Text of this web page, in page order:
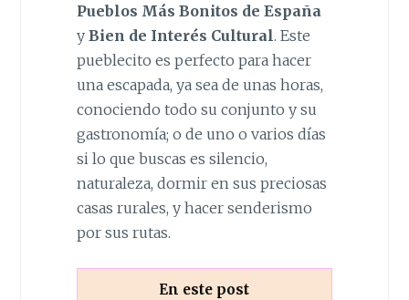
Pueblos Más Bonitos de España
y Bien de Interés Cultural. Este
pueblecito es perfecto para hacer
una escapada, ya sea de unas horas,
conociendo todo su conjunto y su
gastronomía; o de uno o varios días
si lo que buscas es silencio,
naturaleza, dormir en sus preciosas
casas rurales, y hacer senderismo
por sus rutas.
En este post